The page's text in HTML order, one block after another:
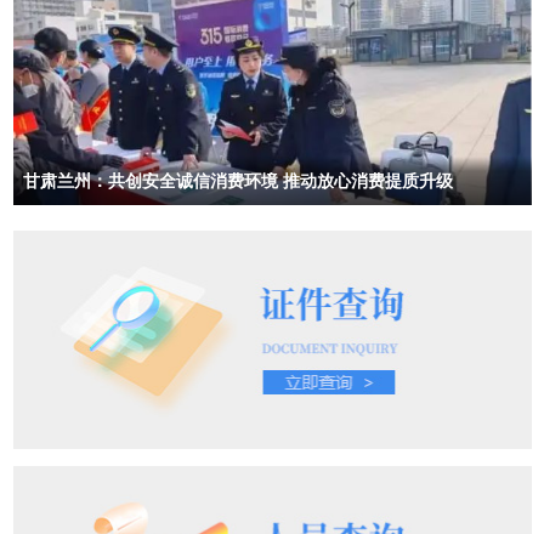
甘肃兰州：共创安全诚信消费环境 推动放心消费提质升级